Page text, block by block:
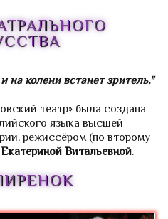
лагерь >
на английском
от 3-5 лет
на колени встанет зритель."
театр» была создана
языка высшей
режиссёром (по второму
Витальевной.